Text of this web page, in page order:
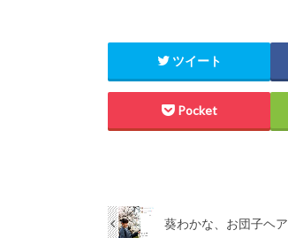
ツイート
Pocket
葵わかな、お団子ヘ